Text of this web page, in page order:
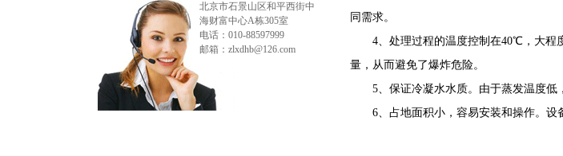
北京市石景山区和平西街中
海财富中心A栋305室
电话：010-88597999
邮箱：zlxdhb@126.com
同需求。
4、处理过程的温度控制在40℃，大程度
量，从而避免了爆炸危险。
5、保证冷凝水水质。由于蒸发温度低
6、占地面积小，容易安装和操作。设